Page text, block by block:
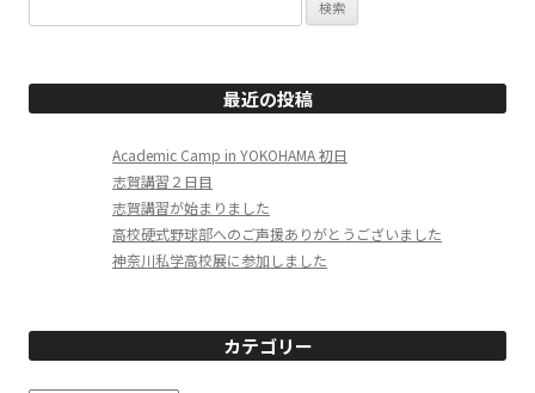
索:
最近の投稿
Academic Camp in YOKOHAMA 初日
志賀講習２日目
志賀講習が始まりました
高校硬式野球部へのご声援ありがとうございました
神奈川私学高校展に参加しました
カテゴリー